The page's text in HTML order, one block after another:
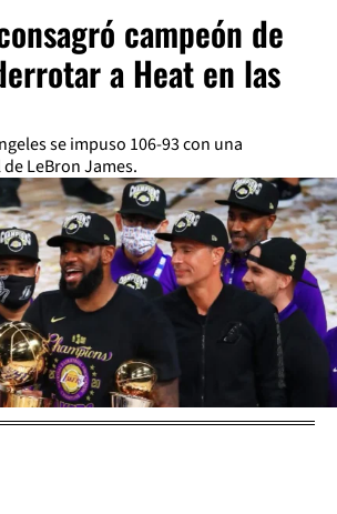
campeón de
a Heat en las
se impuso 106-93 con una
LeBron James.